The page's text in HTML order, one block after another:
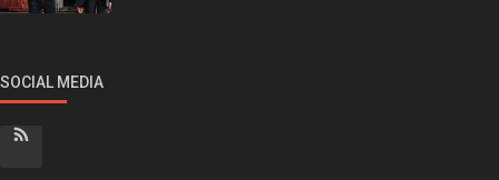
SOCIAL MEDIA